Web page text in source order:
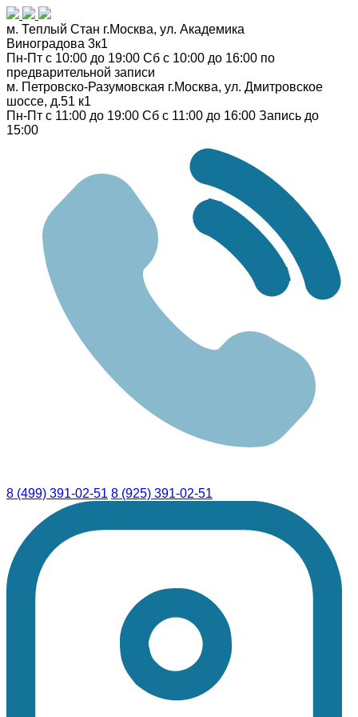
м. Теплый Стан г.Москва, ул. Академика
Виноградова 3к1
Пн-Пт с 10:00 до 19:00 Сб с 10:00 до 16:00 по
предварительной записи
м. Петровско-Разумовская г.Москва, ул. Дмитровское
шоссе, д.51 к1
Пн-Пт с 11:00 до 19:00 Сб с 11:00 до 16:00 Запись до
15:00
8 (499) 391-02-51 8 (925) 391-02-51